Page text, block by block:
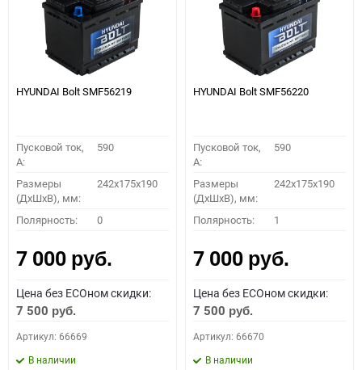
HYUNDAI Bolt SMF56219
Пусковой ток,
A:
590
Размеры
(ДхШхВ), мм:
242x175x190
Полярность: 0
7 000 руб.
Цена без ECOном скидки:
7 500 руб.
Артикул: 66669
В наличии
HYUNDAI Bolt SMF56220
Пусковой ток,
A:
590
Размеры
(ДхШхВ), мм:
242x175x190
Полярность: 1
7 000 руб.
Цена без ECOном скидки:
7 500 руб.
Артикул: 66670
В наличии